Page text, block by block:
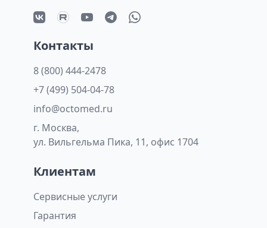
Контакты
8 (800) 444-2478
+7 (499) 504-04-78
info@octomed.ru
г. Москва,
ул. Вильгельма Пика, 11, офис 1704
Клиентам
Сервисные услуги
Гарантия